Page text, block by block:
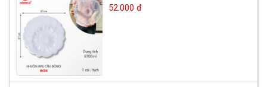
52.000 đ